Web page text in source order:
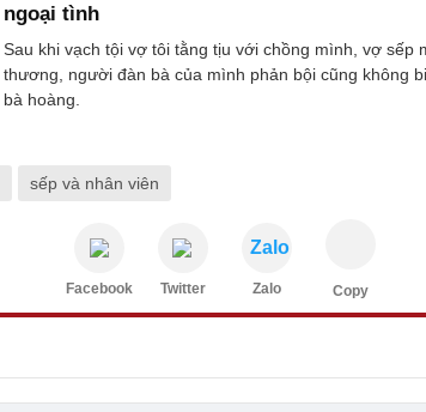
ngoại tình
Sau khi vạch tội vợ tôi tằng tịu với chồng mình, vợ sếp
thương, người đàn bà của mình phản bội cũng không
bà hoàng.
sếp và nhân viên
Facebook Twitter
Zalo
Zalo Copy